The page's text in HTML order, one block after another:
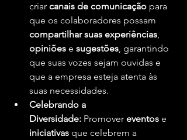
criar canais de comunicação para
que os colaboradores possam
compartilhar suas experiências,
opiniões e sugestões, garantindo
que suas vozes sejam ouvidas e
que a empresa esteja atenta às
suas necessidades.
Celebrando a
Diversidade: Promover eventos e
iniciativas que celebrem a